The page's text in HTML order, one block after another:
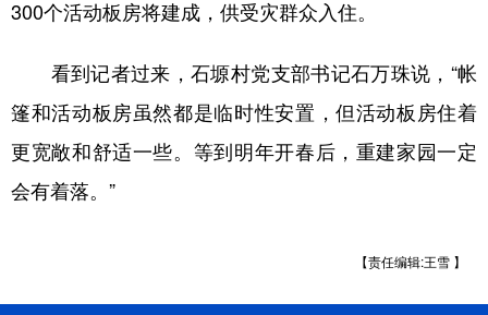
300个活动板房将建成，供受灾群众入住。
看到记者过来，石塬村党支部书记石万珠说，“帐
篷和活动板房虽然都是临时性安置，但活动板房住着
更宽敞和舒适一些。等到明年开春后，重建家园一定
会有着落。”
【责任编辑:王雪 】